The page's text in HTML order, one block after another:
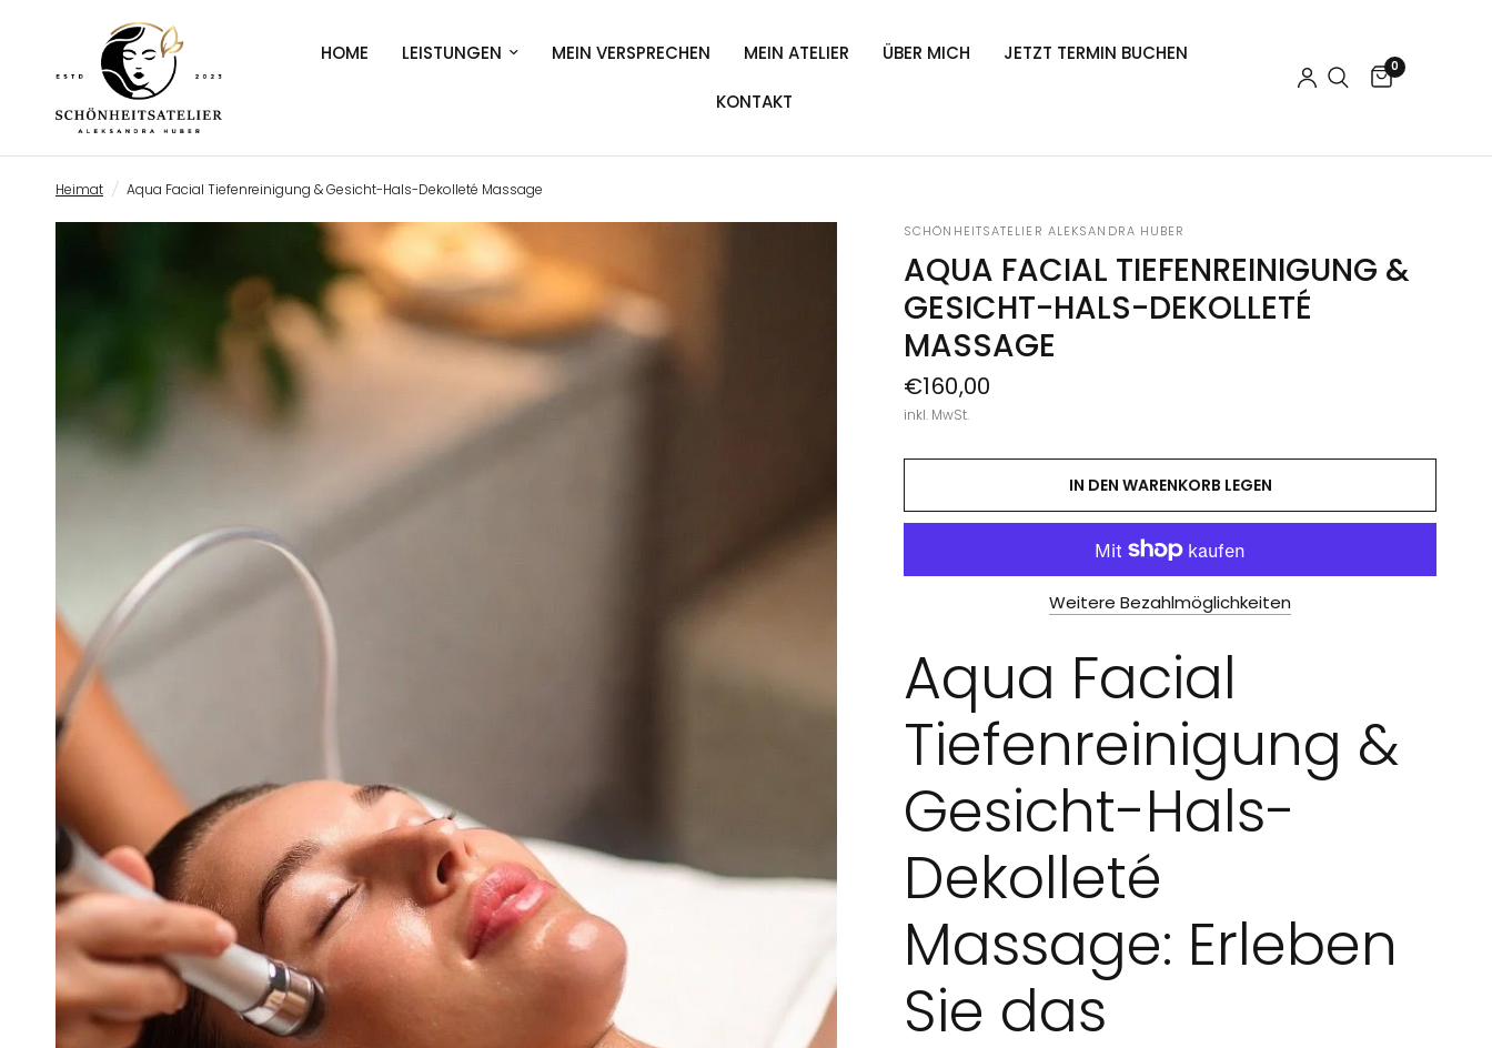
HOME LEISTUNGEN MEIN VERSPRECHEN MEIN ATELIER ÜBER MICH JETZT TERMIN BUCHEN
KONTAKT
0
Heimat / Aqua Facial Tiefenreinigung & Gesicht-Hals-Dekolleté Massage
SCHÖNHEITSATELIER ALEKSANDRA HUBER
AQUA FACIAL TIEFENREINIGUNG &
GESICHT-HALS-DEKOLLETÉ
MASSAGE
€160,00
inkl. MwSt.
IN DEN WARENKORB LEGEN
Weitere Bezahlmöglichkeiten
Aqua Facial
Tiefenreinigung &
Gesicht-Hals-
Dekolleté
Massage: Erleben
Sie das